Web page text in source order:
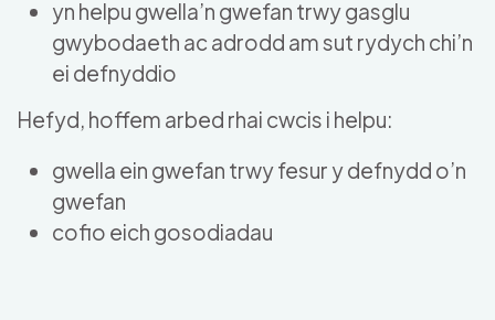
yn helpu gwella’n gwefan trwy gasglu
gwybodaeth ac adrodd am sut rydych chi’n
ei defnyddio
Hefyd, hoffem arbed rhai cwcis i helpu:
gwella ein gwefan trwy fesur y defnydd o’n
gwefan
cofio eich gosodiadau